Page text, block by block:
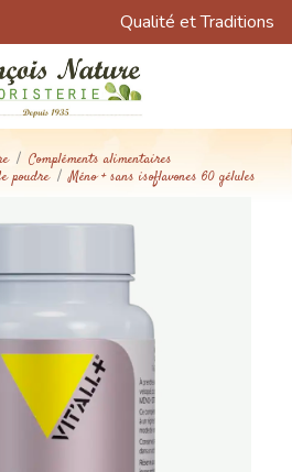
Qualité et Traditions
Compléments alimentaires
poudre
Méno + sans isoflavones 60 gélules